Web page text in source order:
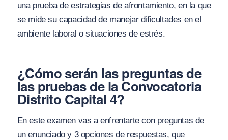
una prueba de estrategias de afrontamiento, en la que
se mide su capacidad de manejar dificultades en el
ambiente laboral o situaciones de estrés.
¿Cómo serán las preguntas de
las pruebas de la Convocatoria
Distrito Capital 4?
En este examen vas a enfrentarte con preguntas de
un enunciado y 3 opciones de respuestas, que